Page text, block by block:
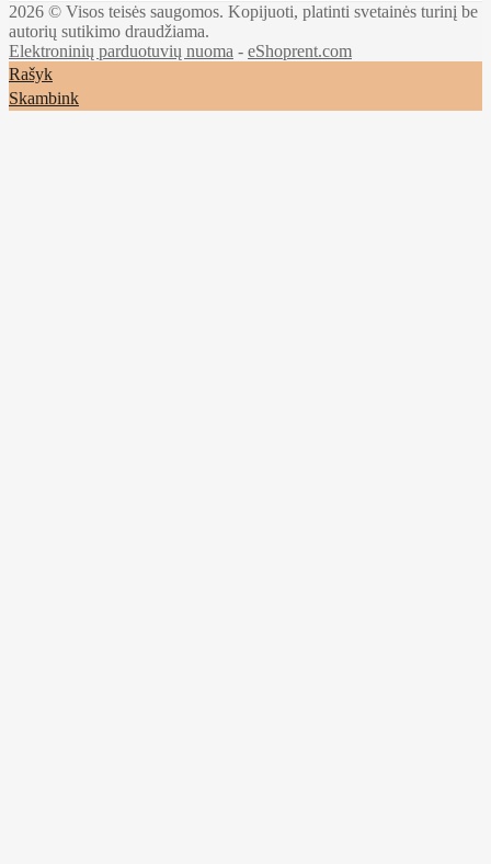
2026 © Visos teisės saugomos. Kopijuoti, platinti svetainės turinį be
autorių sutikimo draudžiama.
Elektroninių parduotuvių nuoma - eShoprent.com
Rašyk
Skambink